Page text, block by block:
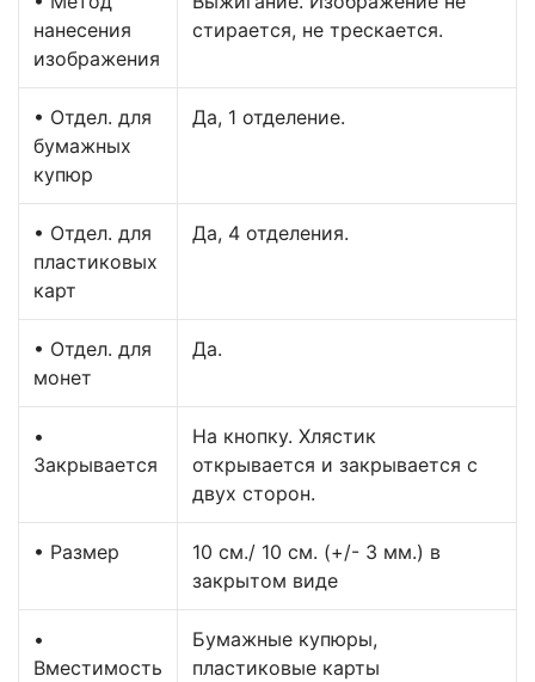
нанесения
изображения
стирается, не трескается.
• Отдел. для
бумажных
купюр
Да, 1 отделение.
• Отдел. для
пластиковых
карт
Да, 4 отделения.
• Отдел. для
монет
Да.
•
Закрывается
На кнопку. Хлястик
открывается и закрывается с
двух сторон.
• Размер
10 см./ 10 см. (+/- 3 мм.) в
закрытом виде
•
Вместимость
Бумажные купюры,
пластиковые карты